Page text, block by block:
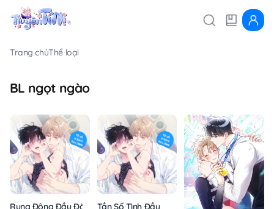
Trang chủThể loại
BL ngọt ngào
Rung Động Đầu Đời
Tần Số Tình Đầu